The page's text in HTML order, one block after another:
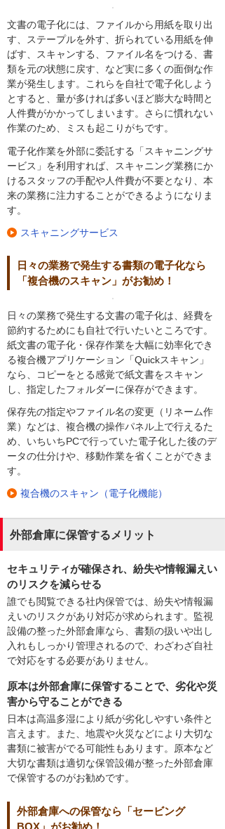
文書の電子化には、ファイルから用紙を取り出
す、ステープルを外す、折られている用紙を伸
ばす、スキャンする、ファイル名をつける、書
類を元の状態に戻す、など実に多くの面倒な作
業が発生します。これらを自社で電子化しよう
とすると、量が多ければ多いほど膨大な時間と
人件費がかかってしまいます。さらに慣れない
作業のため、ミスも起こりがちです。
電子化作業を外部に委託する「スキャニングサ
ービス」を利用すれば、スキャニング業務にか
けるスタッフの手配や人件費が不要となり、本
来の業務に注力することができるようになりま
す。
スキャニングサービス
日々の業務で発生する書類の電子化なら
「複合機のスキャン」がお勧め！
日々の業務で発生する文書の電子化は、経費を
節約するためにも自社で行いたいところです。
紙文書の電子化・保存作業を大幅に効率化でき
る複合機アプリケーション「Quickスキャン」
なら、コピーをとる感覚で紙文書をスキャン
し、指定したフォルダーに保存ができます。
保存先の指定やファイル名の変更（リネーム作
業）などは、複合機の操作パネル上で行えるた
め、いちいちPCで行っていた電子化した後のデ
ータの仕分けや、移動作業を省くことができま
す。
複合機のスキャン（電子化機能）
外部倉庫に保管するメリット
セキュリティが確保され、紛失や情報漏えい
のリスクを減らせる
誰でも閲覧できる社内保管では、紛失や情報漏
えいのリスクがあり対応が求められます。監視
設備の整った外部倉庫なら、書類の扱いや出し
入れもしっかり管理されるので、わざわざ自社
で対応をする必要がありません。
原本は外部倉庫に保管することで、劣化や災
害から守ることができる
日本は高温多湿により紙が劣化しやすい条件と
言えます。また、地震や火災などにより大切な
書類に被害がでる可能性もあります。原本など
大切な書類は適切な保管設備が整った外部倉庫
で保管するのがお勧めです。
外部倉庫への保管なら「セービング
BOX」がお勧め！